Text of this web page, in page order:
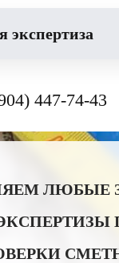
экспертиза
447-74-43
ЛЮБЫЕ